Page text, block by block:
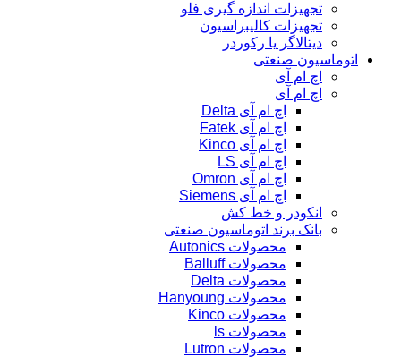
تجهیزات اندازه گیری فلو
تجهیزات کالیبراسیون
دیتالاگر یا رکوردر
اتوماسیون صنعتی
اچ ام آی
اچ ام آی
اچ ام آی Delta
اچ ام آی Fatek
اچ ام آی Kinco
اچ ام آی LS
اچ ام آی Omron
اچ ام آی Siemens
انکودر و خط کش
بانک برند اتوماسیون صنعتی
محصولات Autonics
محصولات Balluff
محصولات Delta
محصولات Hanyoung
محصولات Kinco
محصولات ls
محصولات Lutron